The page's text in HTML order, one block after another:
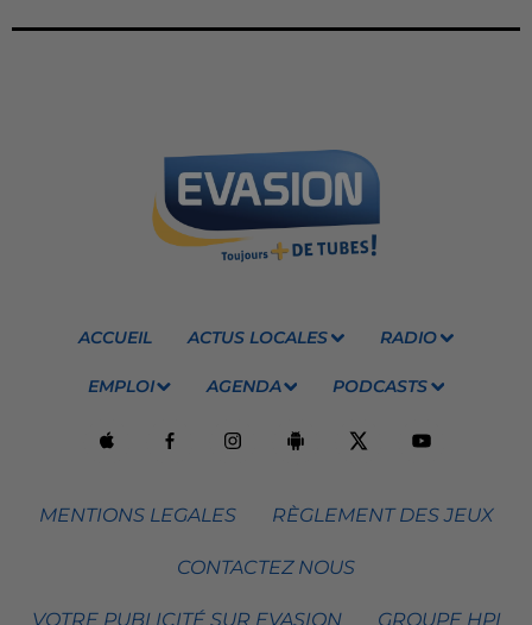
ACCUEIL ACTUS LOCALES RADIO
EMPLOI AGENDA PODCASTS
MENTIONS LEGALES RÈGLEMENT DES JEUX
CONTACTEZ NOUS
VOTRE PUBLICITÉ SUR EVASION GROUPE HPI